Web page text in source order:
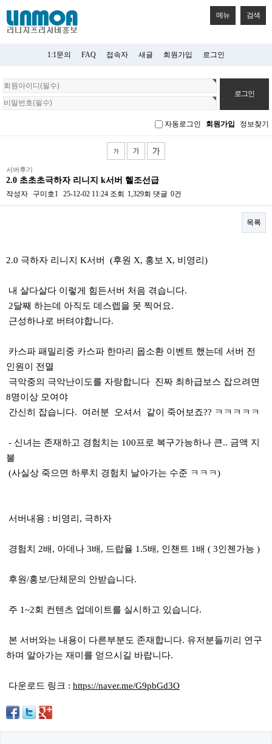
메뉴 검색
1:1문의 FAQ 접속자 새글 회원가입 로그인
회
원
로
자동로그인 회원가입 정보찾기
서버후기
2.0 초초초극하자 리니지 k서버 헬조선급
작성자 구미호1 25-12-02 11:24 조회 1,329회 댓글 0건
목록
2.0 극하자 리니지 K서버 (후원 X, 홍보 X, 비영리)
내 살다살다 이렇게 힘든서버 처음 겪습니다.
2달째 하는데 아직도 데스렙을 못 찍어요.
근성하나로 버텨야합니다.
카스파 패밀리중 카스파 한마리 몹소환 이벤트 했는데 서버 전
인원이 전멸
극악중의 극악난이도를 자랑합니다 진짜 최하급보스 잡으려면
8명이상 모여야
간신히 잡습니다. 여러분 오셔서 같이 죽어보죠?? ㅋㅋㅋㅋㅋ
- 신녀는 존재하고 경험치는 100프로 복구가능하나 큰.. 금액 지
불
(사실상 죽으면 하루치 경험치 날아가는 수준 ㅋㅋㅋ)
서버내용 : 비영리, 극하자
경험치 2배, 아데나 3배, 드랍율 1.5배, 인챈트 1배 ( 3인첸가능 )
후원/홍보/단체문의 안받습니다.
주 1~2회 컨텐츠 업데이트를 실시하고 있습니다.
본 서버와는 내용이 다른부분도 존재합니다. 유저분들끼리 연구
하며 알아가는 재미를 얻으시길 바랍니다.
다운로드 링크 : https://naver.me/G9pbGd3O